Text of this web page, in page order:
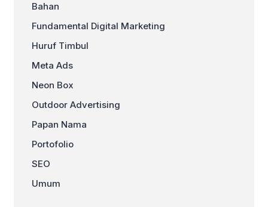
Bahan
Fundamental Digital Marketing
Huruf Timbul
Meta Ads
Neon Box
Outdoor Advertising
Papan Nama
Portofolio
SEO
Umum